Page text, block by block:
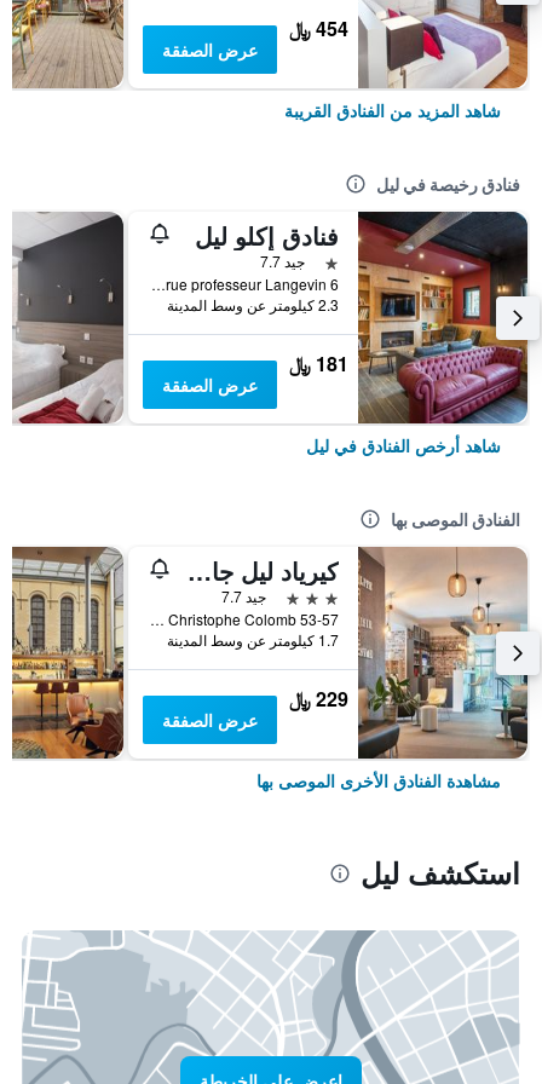
454 ﷼
عرض الصفقة
شاهد المزيد من الفنادق القريبة
فنادق رخيصة في ليل
فنادق إكلو ليل
نجمة واحدة
جيد 7.7
6 rue professeur Langevin, ليل, إقليم نور, فرنسا
2.3 كيلومتر عن وسط المدينة
181 ﷼
عرض الصفقة
شاهد أرخص الفنادق في ليل
الفنادق الموصى بها
كيرياد ليل جار - جرون باليه
3 نجوم
جيد 7.7
53-57 rue Christophe Colomb, ليل, إقليم نور, فرنسا
1.7 كيلومتر عن وسط المدينة
229 ﷼
عرض الصفقة
مشاهدة الفنادق الأخرى الموصى بها
استكشف ليل